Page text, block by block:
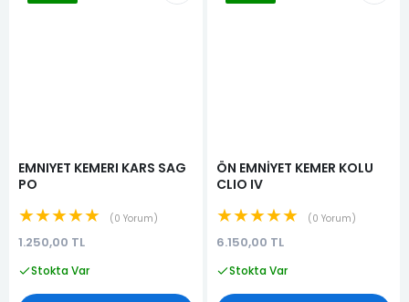
EMNIYET KEMERI KARS SAG
PO
★★★★★ 0 Yorum
1.250,00 TL
Stokta Var
ÖN EMNİYET KEMER KOLU
CLIO IV
★★★★★ 0 Yorum
6.150,00 TL
Stokta Var